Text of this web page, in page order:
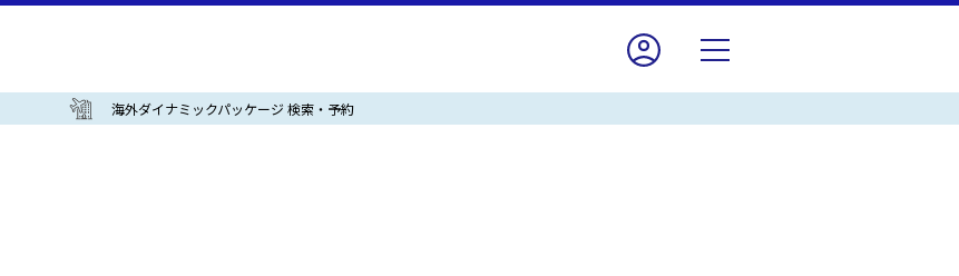
海外ダイナミックパッケージ 検索・予約